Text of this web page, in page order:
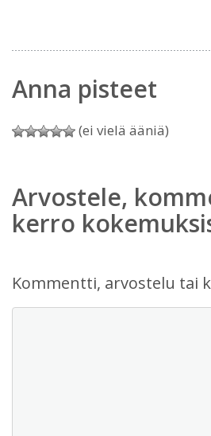
Anna pisteet
(ei vielä ääniä)
Arvostele,
kerro
Kommentti, arvostelu tai